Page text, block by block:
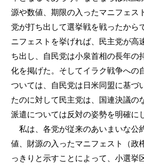
源や数値、期限の入ったマニフェス
党が打ち出して選挙戦を戦ったから
ニフェストを挙げれば、民主党が高
ち出し、自民党は小泉首相の長年の
化を掲げた。そしてイラク戦争への
ついては、自民党は日米同盟に基づ
たのに対して民主党は、国連決議の
派遣については反対の姿勢を明確に
私は、各党が従来のあいまいな公
値、財源の入ったマニフェスト（政
っきりと示すことによって、小選挙